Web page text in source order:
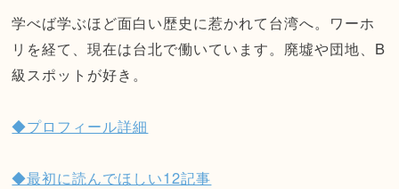
学べば学ぶほど面白い歴史に惹かれて台湾へ。ワーホ
リを経て、現在は台北で働いています。廃墟や団地、B
級スポットが好き。
◆プロフィール詳細
◆最初に読んでほしい12記事